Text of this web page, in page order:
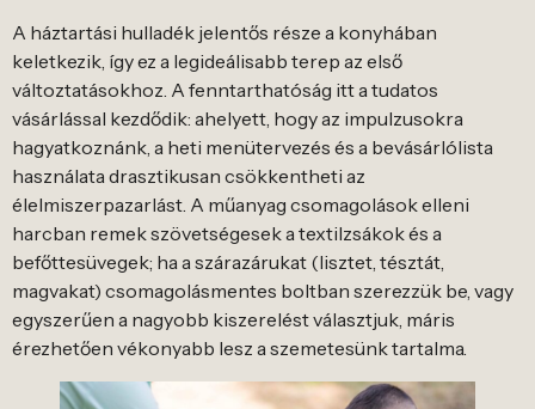
A háztartási hulladék jelentős része a konyhában
keletkezik, így ez a legideálisabb terep az első
változtatásokhoz. A fenntarthatóság itt a tudatos
vásárlással kezdődik: ahelyett, hogy az impulzusokra
hagyatkoznánk, a heti menütervezés és a bevásárlólista
használata drasztikusan csökkentheti az
élelmiszerpazarlást. A műanyag csomagolások elleni
harcban remek szövetségesek a textilzsákok és a
befőttesüvegek; ha a szárazárukat (lisztet, tésztát,
magvakat) csomagolásmentes boltban szerezzük be, vagy
egyszerűen a nagyobb kiszerelést választjuk, máris
érezhetően vékonyabb lesz a szemetesünk tartalma.